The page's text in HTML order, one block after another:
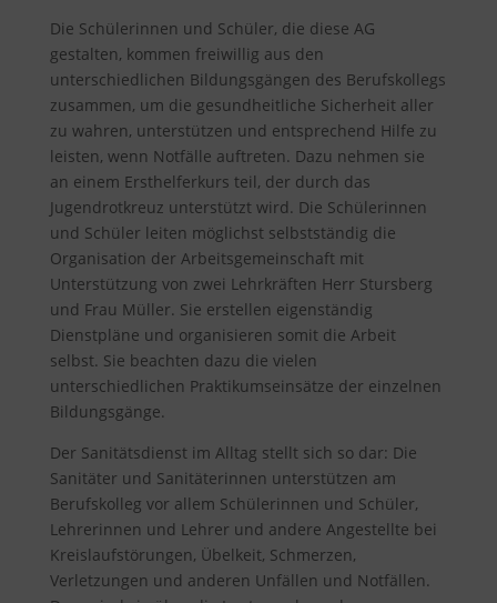
Die Schülerinnen und Schüler, die diese AG
gestalten, kommen freiwillig aus den
unterschiedlichen Bildungsgängen des Berufskollegs
zusammen, um die gesundheitliche Sicherheit aller
zu wahren, unterstützen und entsprechend Hilfe zu
leisten, wenn Notfälle auftreten. Dazu nehmen sie
an einem Ersthelferkurs teil, der durch das
Jugendrotkreuz unterstützt wird. Die Schülerinnen
und Schüler leiten möglichst selbstständig die
Organisation der Arbeitsgemeinschaft mit
Unterstützung von zwei Lehrkräften Herr Stursberg
und Frau Müller. Sie erstellen eigenständig
Dienstpläne und organisieren somit die Arbeit
selbst. Sie beachten dazu die vielen
unterschiedlichen Praktikumseinsätze der einzelnen
Bildungsgänge.
Der Sanitätsdienst im Alltag stellt sich so dar: Die
Sanitäter und Sanitäterinnen unterstützen am
Berufskolleg vor allem Schülerinnen und Schüler,
Lehrerinnen und Lehrer und andere Angestellte bei
Kreislaufstörungen, Übelkeit, Schmerzen,
Verletzungen und anderen Unfällen und Notfällen.